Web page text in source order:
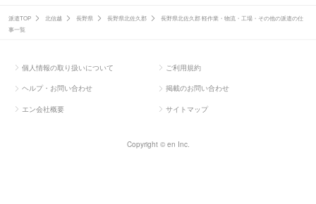
派遣TOP 北信越 長野県 長野県北佐久郡
長野県北佐久郡 軽作業・物流・工場・その他の派遣の仕
事一覧
個人情報の取り扱いについて ご利用規約
ヘルプ・お問い合わせ 掲載のお問い合わせ
エン会社概要 サイトマップ
Copyright © en Inc.